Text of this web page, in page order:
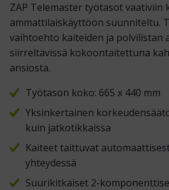
ZAP Telemaster työtasot vaativiin
ammattilaiskäyttöön suunniteltu.
vaihtoehto kaiteiden ja polvilistan
siirreltävissä kokoontaitettuna
ansiosta.
Työtason koko: 665 x 440 mm
Yksinkertainen
kuin jatkotikkaissa
Kaiteet taittuvat
yhteydessä
Suurikitkaiset 2-